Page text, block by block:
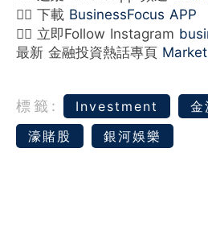
👉🏻 下載 BusinessFocus APP
👉🏻 立即Follow Instagram
最新 金融投資熱話專頁
標籤: Investment 金
濠賭股
銀河娛樂